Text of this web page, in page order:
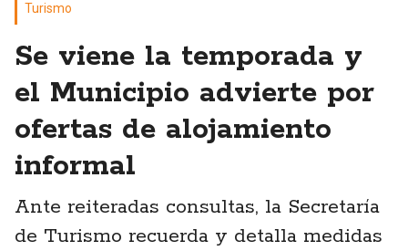
Turismo
Se viene la temporada y
el Municipio advierte por
ofertas de alojamiento
informal
Ante reiteradas consultas, la Secretaría
de Turismo recuerda y detalla medidas